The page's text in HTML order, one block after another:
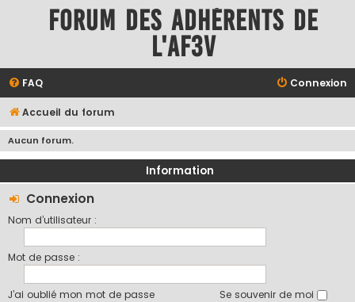
Forum des adhérents de
l'AF3V
FAQ Connexion
Accueil du forum
Aucun forum.
Information
Connexion
Nom d’utilisateur :
Mot de passe :
J’ai oublié mon mot de passe Se souvenir de moi